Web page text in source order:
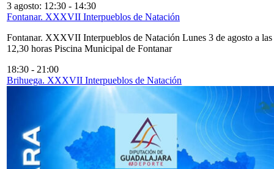
3 agosto: 12:30 - 14:30
Fontanar. XXXVII Interpueblos de Natación
Fontanar. XXXVII Interpueblos de Natación Lunes 3 de agosto a las
12,30 horas Piscina Municipal de Fontanar
18:30 - 21:00
Brihuega. XXXVII Interpueblos de Natación